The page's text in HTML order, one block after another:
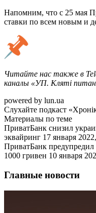
Напомним, что с 25 мая
ставки по всем новым и
Читайте нас также в
каналы «УП. Кляті
powered by lun.ua
Слухайте подкаст
Материалы по теме
ПриватБанк снизил
эквайринг 17 января
ПриватБанк
1000 гривен 10 января
Главные новости